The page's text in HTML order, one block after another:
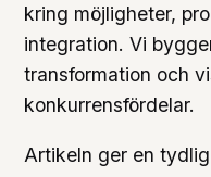
kring möjligheter,
integration. Vi
transformation och
konkurrensfördelar.
Artikeln ger en